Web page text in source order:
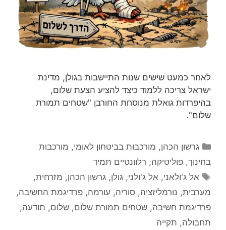
לאחר כמעט שישים שנות התיישבות בגולן, מדינת
ישראל צריכה ללמוד כיצד להציע הצעת שלום,
בהיפרדות גואלת מנוסחת החורבן "שטחים תמורת
שלום".
קטגוריות
גרשון הכהן, מורכבות בביטחון לאומי, מורכבות
בחינוך, פוליטיקה, רלוונטיים תמיד
תגיות
אל ג'ולאני, אל ג'ולני,גולן,גרשון הכהן, מזרחית,
מערבית, נורמליזציה, סוריה, עורמה, פרדיגמת החשיבה,
פרדיגמת חשיבה, שטחים תמורת שלום, שלום, תודעה,
תחבולה, תקייה